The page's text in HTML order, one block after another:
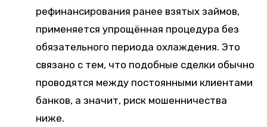
рефинансирования ранее взятых займов,
применяется упрощённая процедура без
обязательного периода охлаждения. Это
связано с тем, что подобные сделки обычно
проводятся между постоянными клиентами
банков, а значит, риск мошенничества
ниже.